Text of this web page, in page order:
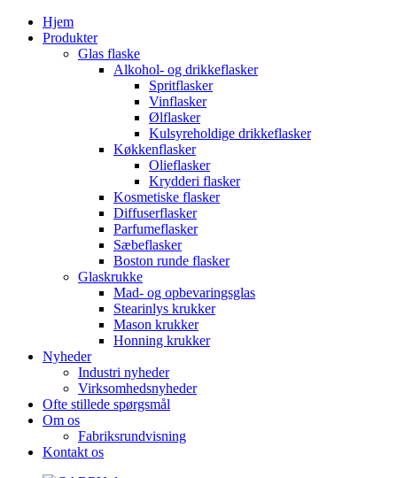
Hjem
Produkter
Glas flaske
Alkohol- og drikkeflasker
Spritflasker
Vinflasker
Ølflasker
Kulsyreholdige drikkeflasker
Køkkenflasker
Olieflasker
Krydderi flasker
Kosmetiske flasker
Diffuserflasker
Parfumeflasker
Sæbeflasker
Boston runde flasker
Glaskrukke
Mad- og opbevaringsglas
Stearinlys krukker
Mason krukker
Honning krukker
Nyheder
Industri nyheder
Virksomhedsnyheder
Ofte stillede spørgsmål
Om os
Fabriksrundvisning
Kontakt os